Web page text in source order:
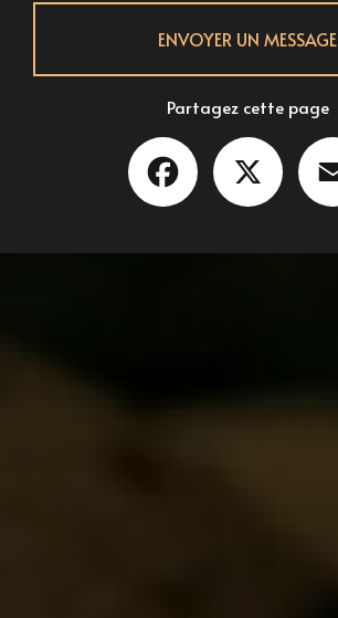
ENVOYER UN MESSAGE
Partagez cette page
Facebook